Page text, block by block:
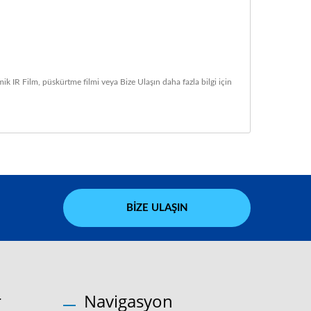
IR Film püskürtme filmi veya Bize Ulaşın daha fazla bilgi için
BIZE ULAŞIN
Navigasyon